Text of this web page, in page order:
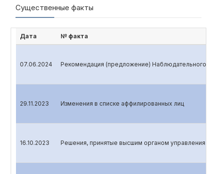
Существенные факты
Дата № факта
07.06.2024 Рекомендация (предложение) Наблюдательного
29.11.2023 Изменения в списке аффилированных лиц
16.10.2023 Решения, принятые высшим органом управления